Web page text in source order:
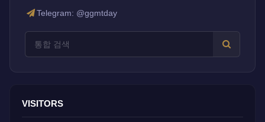
Telegram: @ggmtday
VISITORS